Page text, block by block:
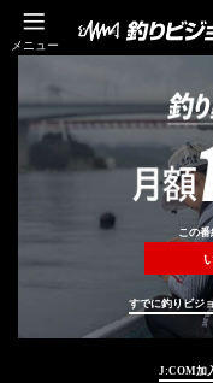
メニュー
この番
すでに釣りビジ
J:COM加